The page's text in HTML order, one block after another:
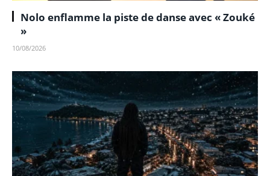
Nolo enflamme la piste de danse avec « Zouké
»
10/08/2026